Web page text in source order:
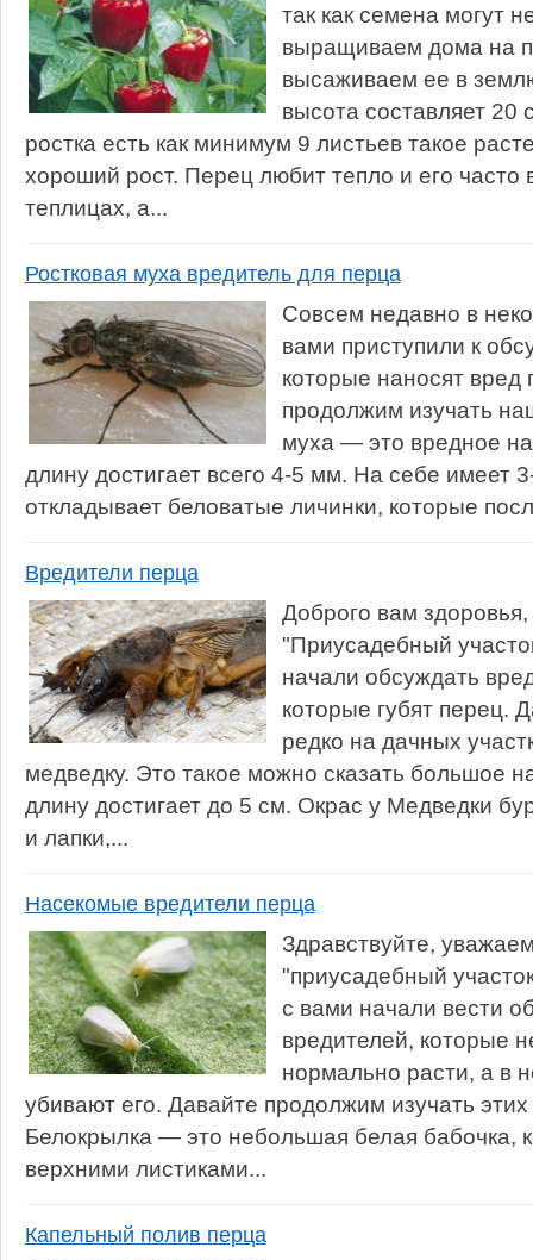
так как семена могут
выращиваем дома на
высаживаем ее в
высота составляет 20
ростка есть как минимум 9 листьев такое
хороший рост. Перец любит тепло и его
теплицах, а...
Ростковая муха вредитель для перца
Совсем недавно в
вами приступили к
которые наносят вред
продолжим изучать
муха — это вредное
длину достигает всего 4-5 мм. На себе имеет
откладывает беловатые личинки, которые
Вредители перца
Доброго вам здоровья,
"Приусадебный
начали обсуждать
которые губят перец.
редко на дачных
медведку. Это такое можно сказать большое
длину достигает до 5 см. Окрас у Медведки
и лапки,...
Насекомые вредители перца
Здравствуйте,
"приусадебный
с вами начали вести
вредителей, которые
нормально расти, а в
убивают его. Давайте продолжим изучать
Белокрылка — это небольшая белая бабочка,
верхними листиками...
Капельный полив перца